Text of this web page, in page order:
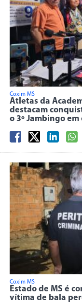
Coxim MS
Atletas da
destacam
o 3º Jambingo
Coxim MS
Estado de MS é
vítima de bala